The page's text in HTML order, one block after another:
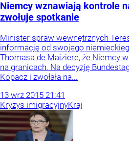
Niemcy wznawiają kontrole
zwołuje spotkanie
Minister spraw wewnętrznych
informację od swojego
Thomasa de Maiziere, że Niemcy
na granicach. Na decyzję
Kopacz i zwołała na...
13 wrz 2015 21:41
Kryzys imigracyjnyKraj